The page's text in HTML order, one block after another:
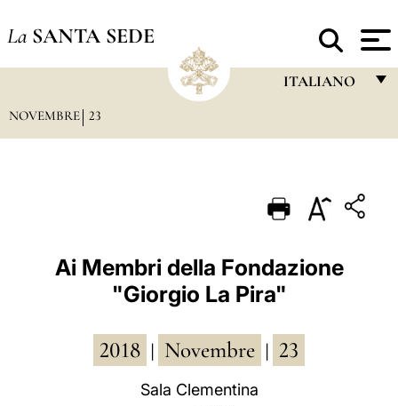
La SANTA SEDE
ITALIANO
PORTUGUÊS
ESPAÑOL
DEUTSCH
العربيّة
NOVEMBRE 23
Ai Membri della Fondazione
"Giorgio La Pira"
2018 Novembre 23
Sala Clementina